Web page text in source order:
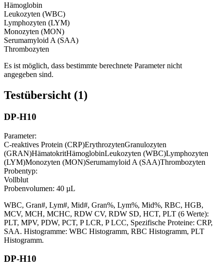
Hämoglobin
Leukozyten (WBC)
Lymphozyten (LYM)
Monozyten (MON)
Serumamyloid A (SAA)
Thrombozyten
Es ist möglich, dass bestimmte berechnete Parameter nicht
angegeben sind.
Testübersicht (1)
DP-H10
Parameter:
C-reaktives Protein (CRP)ErythrozytenGranulozyten
(GRAN)HämatokritHämoglobinLeukozyten (WBC)Lymphozyten
(LYM)Monozyten (MON)Serumamyloid A (SAA)Thrombozyten
Probentyp:
Vollblut
Probenvolumen: 40 µL
WBC, Gran#, Lym#, Mid#, Gran%, Lym%, Mid%, RBC, HGB,
MCV, MCH, MCHC, RDW CV, RDW SD, HCT, PLT (6 Werte):
PLT, MPV, PDW, PCT, P LCR, P LCC, Spezifische Proteine: CRP,
SAA. Histogramme: WBC Histogramm, RBC Histogramm, PLT
Histogramm.
DP-H10